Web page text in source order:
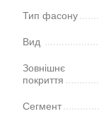
Тип фасону
Вид
Зовнішнє
покриття
Сегмент